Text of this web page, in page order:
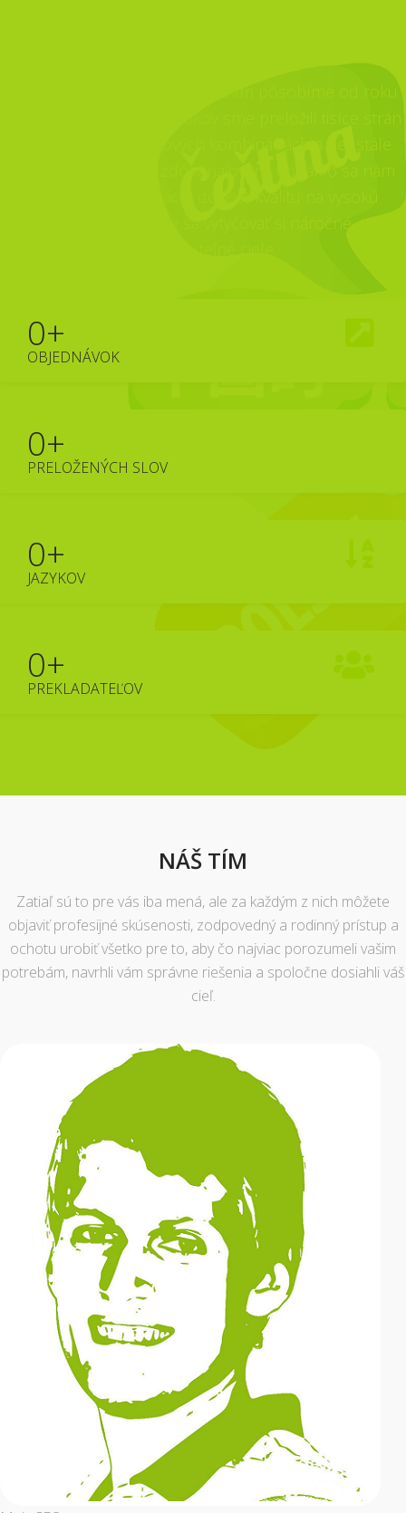
2006. Počas týchto pár rokov sme preložili tisíce strán
pracovali na svojom zdokonaľovaní. Podarilo sa nám
úroveň a naučili sme sa vytyčovať si náročné, no
0+
OBJEDNÁVOK
0+
PRELOŽENÝCH SLOV
0+
JAZYKOV
0+
PREKLADATEĽOV
NÁŠ TÍM
Zatiaľ sú to pre vás iba mená, ale za každým z nich môžete
objaviť profesijné skúsenosti, zodpovedný a rodinný prístup a
ochotu urobiť všetko pre to, aby čo najviac porozumeli vašim
potrebám, navrhli vám správne riešenia a spoločne dosiahli váš
cieľ.